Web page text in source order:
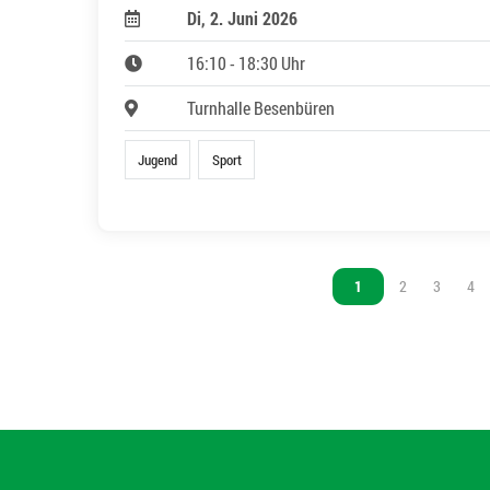
Di, 2. Juni 2026
16:10 - 18:30 Uhr
Turnhalle Besenbüren
Jugend Sport
Vous êtes sur la page
1 Vous êtes sur la
2 Vous
3 4